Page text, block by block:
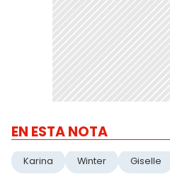
EN ESTA NOTA
Karina Winter Giselle